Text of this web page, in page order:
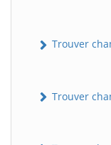
Trouver
Trouver